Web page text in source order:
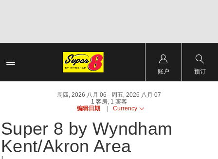
账户 预订
周四, 2026 八月 06
周五, 2026 八月 07
1 客房, 1 宾客
编辑日期
Currency
Super 8 by Wyndham
Kent/Akron Area